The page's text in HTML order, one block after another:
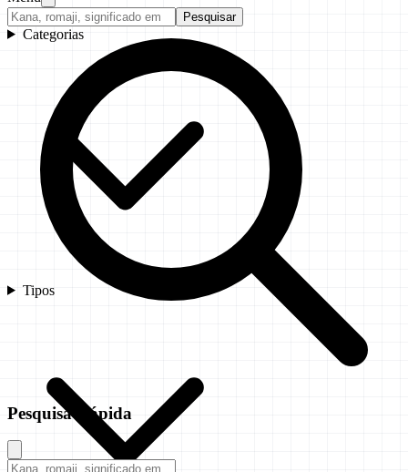
Pesquisar
Categorias
Tipos
Pesquisa Rápida